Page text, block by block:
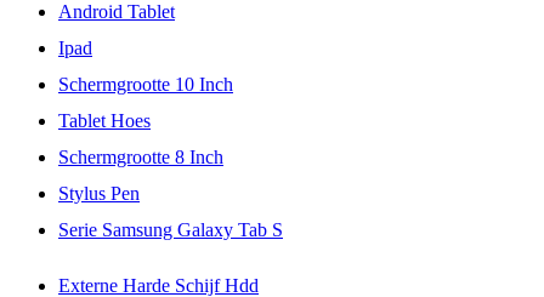
Android Tablet
Ipad
Schermgrootte 10 Inch
Tablet Hoes
Schermgrootte 8 Inch
Stylus Pen
Serie Samsung Galaxy Tab S
Externe Harde Schijf Hdd